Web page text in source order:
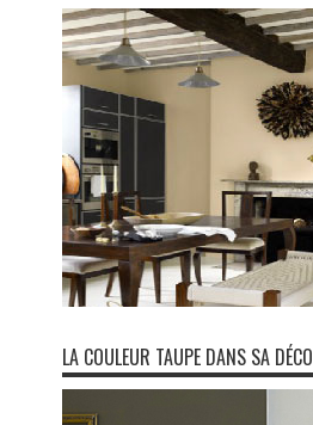
LA COULEUR TAUPE DANS SA DÉCO